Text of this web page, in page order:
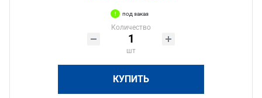
под заказ
Количество
шт
КУПИТЬ